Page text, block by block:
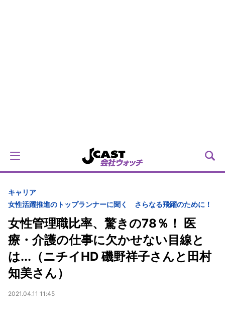
キャリア
女性活躍推進のトップランナーに聞く さらなる飛躍のために！
女性管理職比率、驚きの78％！ 医
療・介護の仕事に欠かせない目線と
は...（ニチイHD 磯野祥子さんと田村
知美さん）
2021.04.11 11:45